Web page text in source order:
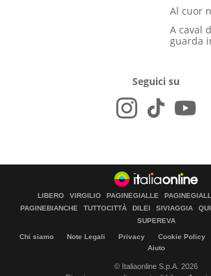
Al cuor
A caval
guarda
Seguici su
LIBERO VIRGILIO PAGINEGIALLE
PAGINEBIANCHE
TUTTOCITTÀ DILEI SIVIAGGIA
SUPEREVA
Chi siamo Note Legali Privacy Cookie Policy
Aiuto
© Italiaonline S.p.A. 2026